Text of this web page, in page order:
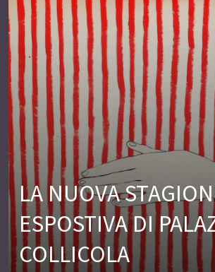
LA NUOVA
ESPOSTIVA DI
COLLICOLA